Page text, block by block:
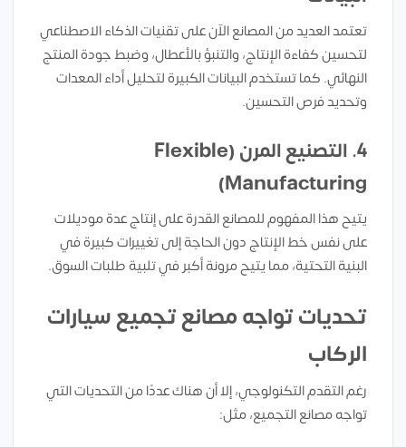
تعتمد العديد من المصانع الآن على تقنيات الذكاء الاصطناعي
لتحسين كفاءة الإنتاج، والتنبؤ بالأعطال، وضبط جودة المنتج
النهائي. كما تستخدم البيانات الكبيرة لتحليل أداء المعدات
وتحديد فرص التحسين.
4. التصنيع المرن (Flexible
Manufacturing)
يتيح هذا المفهوم للمصانع القدرة على إنتاج عدة موديلات
على نفس خط الإنتاج دون الحاجة إلى تغييرات كبيرة في
البنية التحتية، مما يتيح مرونة أكبر في تلبية طلبات السوق.
تحديات تواجه مصانع تجميع سيارات
الركاب
رغم التقدم التكنولوجي، إلا أن هناك عددًا من التحديات التي
تواجه مصانع التجميع، مثل: